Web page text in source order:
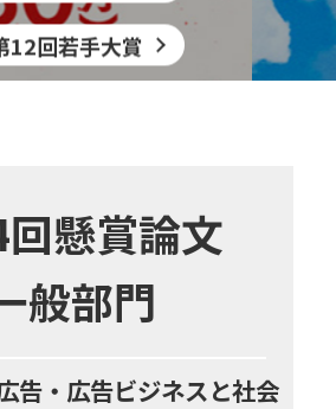
12回若手大賞
懸賞論文
般部門
告・広告ビジネスと社会